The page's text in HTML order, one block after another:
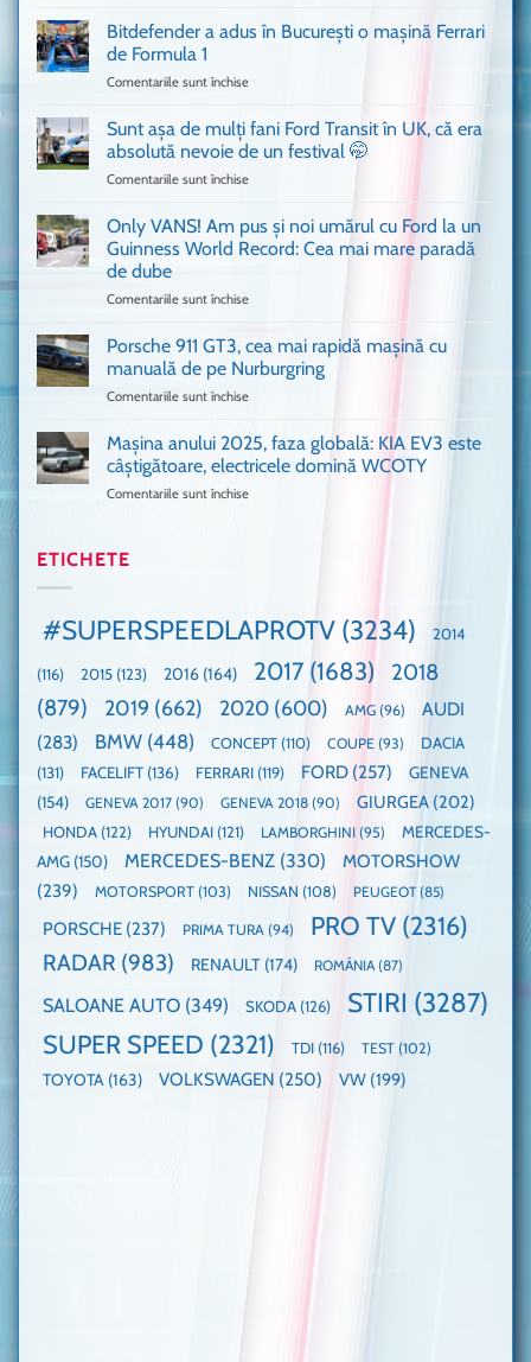
Ferrari
cum
văzut
Bitdefender a adus în București o mașină Ferrari
de Formula 1
Comentariile sunt închise
a
adus
în
mașină
Ferrari
Sunt așa de mulți fani Ford Transit în UK, că era
absolută nevoie de un festival 🤭
Comentariile sunt închise
de
mulți
în
UK,
că
nevoie
de
Only VANS! Am pus și noi umărul cu Ford la un
Guinness World Record: Cea mai mare paradă
de dube
Comentariile sunt închise
Am
pus
umărul
cu
mai
mare
paradă
de
dube
Porsche 911 GT3, cea mai rapidă mașină cu
manuală de pe Nurburgring
Comentariile sunt închise
911
GT3,
cea
pe
Nurburgring
Mașina anului 2025, faza globală: KIA EV3 este
câștigătoare, electricele domină WCOTY
Comentariile sunt închise
EV3
câștigătoare,
domină
WCOTY
ETICHETE
#SUPERSPEEDLAPROTV (3234) 2014
(116) 2015 (123) 2016 (164) 2017 (1683)
2018
(879)
2019 (662) 2020 (600) AMG (96)
AUDI
(283)
BMW (448) CONCEPT (110) COUPE (93)
DACIA
(131)
FACELIFT (136) FERRARI (119) FORD (257)
GENEVA
(154)
GENEVA 2017 (90) GENEVA 2018 (90) GIURGEA (202)
HONDA (122) HYUNDAI (121) LAMBORGHINI (95)
MERCEDES-
AMG (150) MERCEDES-BENZ (330)
MOTORSHOW
(239)
MOTORSPORT (103) NISSAN (108) PEUGEOT(85)
PORSCHE (237) PRIMA TURA (94) PRO TV (2316)
RADAR (983) RENAULT (174) ROMÂNIA(87)
SALOANE AUTO (349) SKODA (126) STIRI (3287)
SUPER SPEED (2321) TDI (116) TEST (102)
TOYOTA (163) VOLKSWAGEN (250) VW (199)